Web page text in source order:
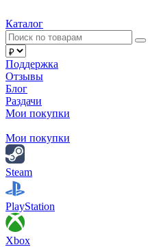
Каталог
Поддержка
Отзывы
Блог
Раздачи
Мои покупки
Мои покупки
Steam
PlayStation
Xbox